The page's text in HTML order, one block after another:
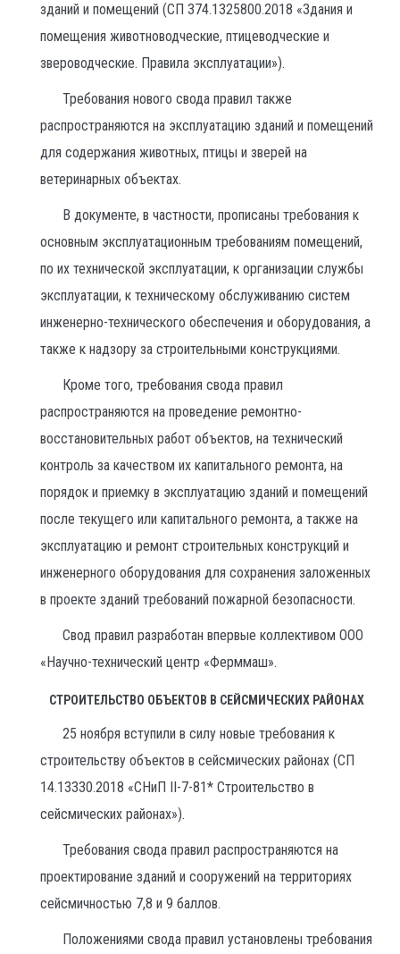
зданий и помещений (СП 374.1325800.2018 «Здания и
помещения животноводческие, птицеводческие и
звероводческие. Правила эксплуатации»).
Требования нового свода правил также
распространяются на эксплуатацию зданий и помещений
для содержания животных, птицы и зверей на
ветеринарных объектах.
В документе, в частности, прописаны требования к
основным эксплуатационным требованиям помещений,
по их технической эксплуатации, к организации службы
эксплуатации, к техническому обслуживанию систем
инженерно-технического обеспечения и оборудования, а
также к надзору за строительными конструкциями.
Кроме того, требования свода правил
распространяются на проведение ремонтно-
восстановительных работ объектов, на технический
контроль за качеством их капитального ремонта, на
порядок и приемку в эксплуатацию зданий и помещений
после текущего или капитального ремонта, а также на
эксплуатацию и ремонт строительных конструкций и
инженерного оборудования для сохранения заложенных
в проекте зданий требований пожарной безопасности.
Свод правил разработан впервые коллективом ООО
«Научно-технический центр «Ферммаш».
СТРОИТЕЛЬСТВО ОБЪЕКТОВ В СЕЙСМИЧЕСКИХ РАЙОНАХ
25 ноября вступили в силу новые требования к
строительству объектов в сейсмических районах (СП
14.13330.2018 «СНиП II-7-81* Строительство в
сейсмических районах»).
Требования свода правил распространяются на
проектирование зданий и сооружений на территориях
сейсмичностью 7,8 и 9 баллов.
Положениями свода правил установлены требования